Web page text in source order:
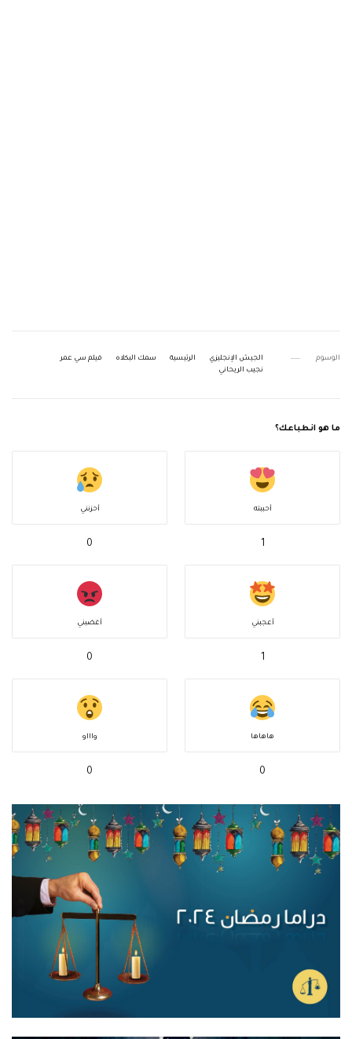
الوسوم الجيش الإنجليزي الرئيسية سمك البكلاه
فيلم سي عمر
نجيب الريحاني
ما هو انطباعك؟
أحببته
1
أحزنني
0
أعجبني
1
أغضبني
0
هاهاها
0
واااو
0